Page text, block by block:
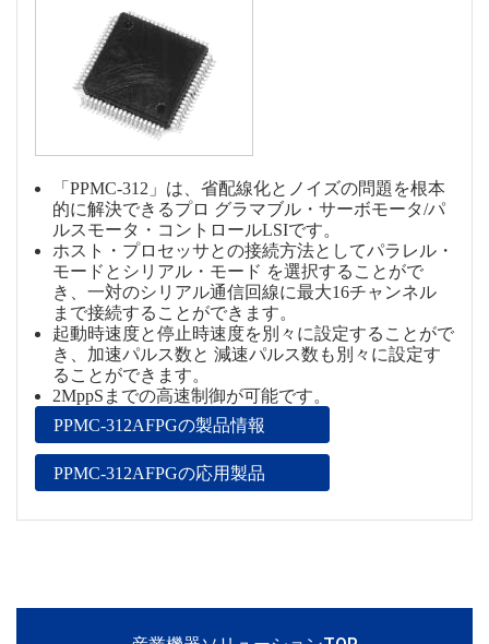
「PPMC-312」は、省配線化とノイズの問題を根本
的に解決できるプロ グラマブル・サーボモータ/パ
ルスモータ・コントロールLSIです。
ホスト・プロセッサとの接続方法としてパラレル・
モードとシリアル・モード を選択することがで
き、一対のシリアル通信回線に最大16チャンネル
まで接続することができます。
起動時速度と停止時速度を別々に設定することがで
き、加速パルス数と 減速パルス数も別々に設定す
ることができます。
2MppSまでの高速制御が可能です。
PPMC-312AFPGの製品情報
PPMC-312AFPGの応用製品